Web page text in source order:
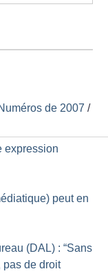
de 2007 /
expression
peut en
(DAL) : “Sans
pas de droit